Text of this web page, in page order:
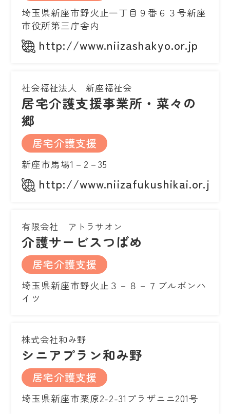
埼玉県新座市野火止一丁目９番６３号新座
市役所第三庁舎内
http://www.niizashakyo.or.jp
社会福祉法人 新座福祉会
居宅介護支援事業所・菜々の
郷
居宅介護支援
新座市馬場1－2－35
http://www.niizafukushikai.or.jp
有限会社 アトラサオン
介護サービスつばめ
居宅介護支援
埼玉県新座市野火止３－８－７ブルボンハ
イツ
株式会社和み野
シニアプラン和み野
居宅介護支援
埼玉県新座市栗原2-2-31プラザニニ201号